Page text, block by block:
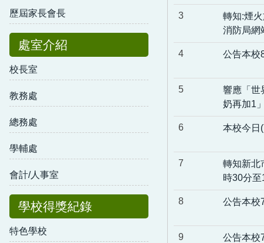
歷屆家長會長
處室介紹
校長室
教務處
總務處
學輔處
會計/人事室
學校得獎紀錄
特色學校
3
轉知:煙
消防局網
4 公告本校
5
響應「世
奶再加1
6 本校今日
7
轉知新北
時30分至
8 公告本校
9 公告本校